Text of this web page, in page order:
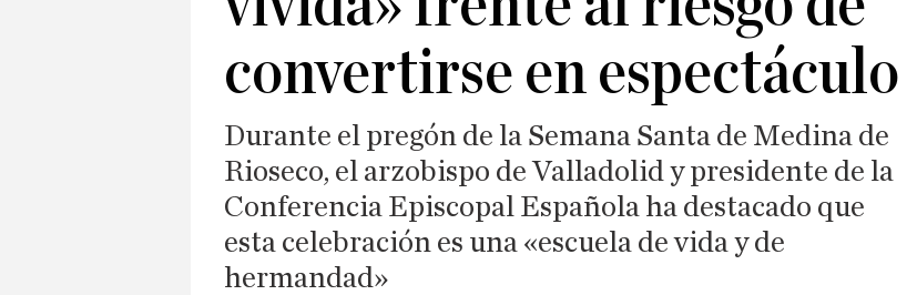
convertirse en espectáculo
Durante el pregón de la Semana Santa de Medina de
Rioseco, el arzobispo de Valladolid y presidente de la
Conferencia Episcopal Española ha destacado que
esta celebración es una «escuela de vida y de
hermandad»